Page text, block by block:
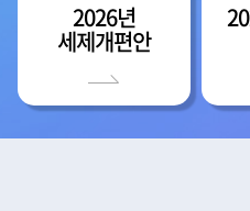
2026년
세제개편안